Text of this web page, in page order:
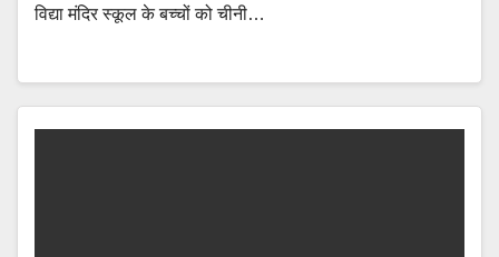
विद्या मंदिर स्कूल के बच्चों को चीनी…